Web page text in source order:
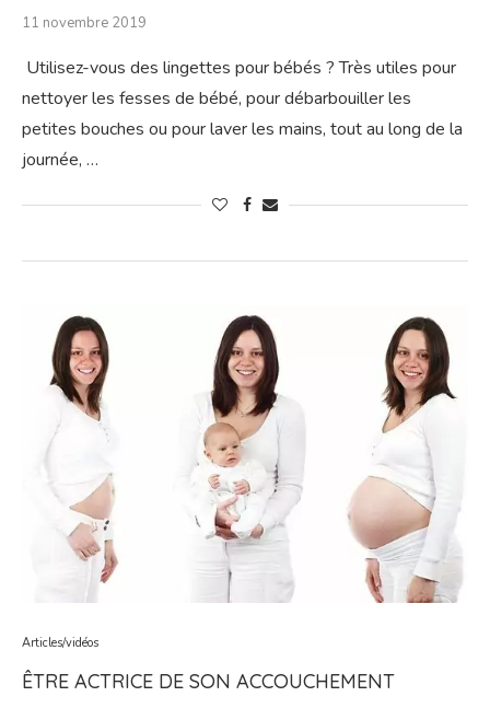
11 novembre 2019
Utilisez-vous des lingettes pour bébés ? Très utiles pour
nettoyer les fesses de bébé, pour débarbouiller les
petites bouches ou pour laver les mains, tout au long de la
journée, …
Articles/vidéos
ÊTRE ACTRICE DE SON ACCOUCHEMENT